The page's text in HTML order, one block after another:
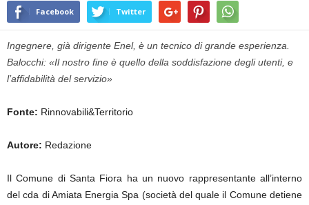
Facebook Twitter
Ingegnere, già dirigente Enel, è un tecnico di grande esperienza.
Balocchi: «Il nostro fine è quello della soddisfazione degli utenti, e
l’affidabilità del servizio»
Fonte: Rinnovabili&Territorio
Autore: Redazione
Il Comune di Santa Fiora ha un nuovo rappresentante all’interno
del cda di Amiata Energia Spa (società del quale il Comune detiene